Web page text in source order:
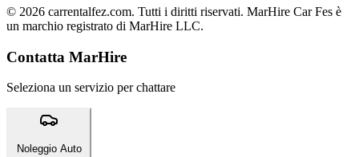
© 2026 carrentalfez.com. Tutti i diritti riservati. MarHire Car Fes è
un marchio registrato di MarHire LLC.
Contatta MarHire
Seleziona un servizio per chattare
Noleggio Auto